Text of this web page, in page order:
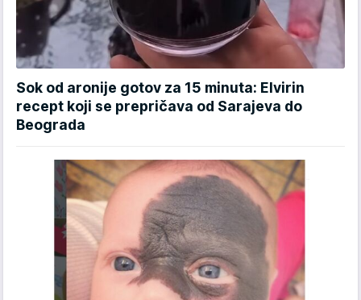
Sok od aronije gotov za 15 minuta: Elvirin
recept koji se prepričava od Sarajeva do
Beograda